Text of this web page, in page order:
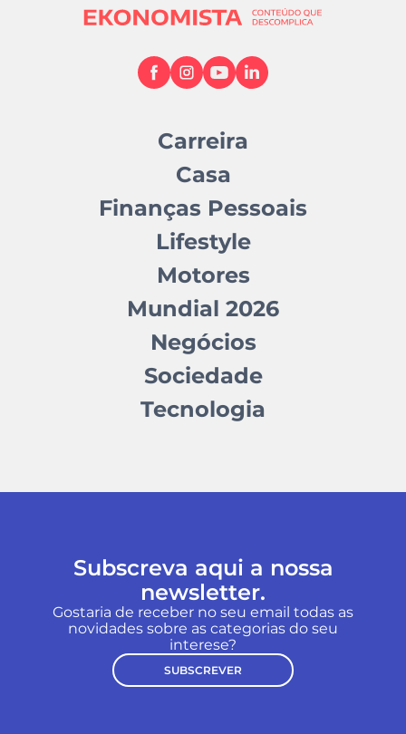
Carreira
Casa
Finanças Pessoais
Lifestyle
Motores
Mundial 2026
Negócios
Sociedade
Tecnologia
Subscreva aqui a nossa
newsletter.
Gostaria de receber no seu email todas as
novidades sobre as categorias do seu
interese?
SUBSCREVER